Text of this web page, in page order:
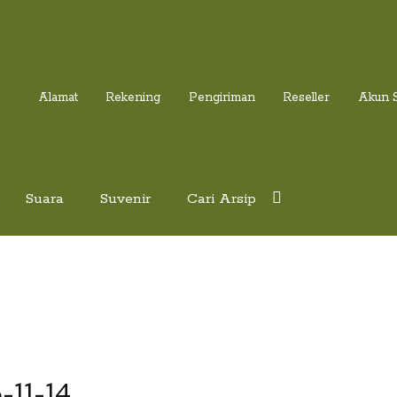
Alamat Rekening Pengiriman Reseller Akun
Suara Suvenir Cari Arsip